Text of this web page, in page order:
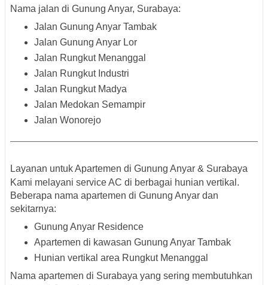
Nama jalan di Gunung Anyar, Surabaya:
Jalan Gunung Anyar Tambak
Jalan Gunung Anyar Lor
Jalan Rungkut Menanggal
Jalan Rungkut Industri
Jalan Rungkut Madya
Jalan Medokan Semampir
Jalan Wonorejo
Layanan untuk Apartemen di Gunung Anyar & Surabaya
Kami melayani service AC di berbagai hunian vertikal.
Beberapa nama apartemen di Gunung Anyar dan
sekitarnya:
Gunung Anyar Residence
Apartemen di kawasan Gunung Anyar Tambak
Hunian vertikal area Rungkut Menanggal
Nama apartemen di Surabaya yang sering membutuhkan